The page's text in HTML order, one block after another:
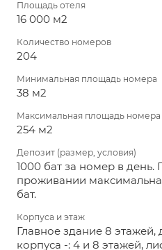
Площадь отеля
16 000 м2
Количество номеров
204
Минимальная площадь номера
38 м2
Максимальная площадь номера
254 м2
Депозит (размер, условия)
1000 бат за номер в день.
проживании
бат.
Корпуса и этаж
Главное здание 8
корпуса -: 4 и 8 этажей,